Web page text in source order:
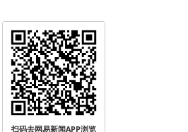
扫码去网易新闻APP浏览